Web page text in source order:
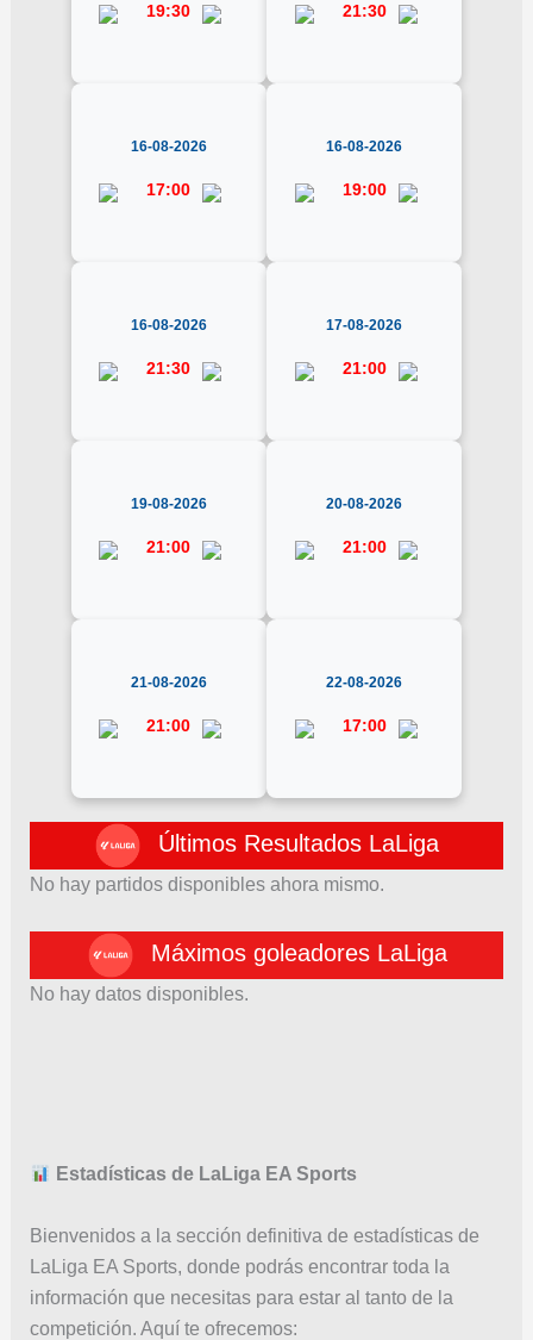
19:30 21:30
16-08-2026
17:00
16-08-2026
19:00
16-08-2026
21:30
17-08-2026
21:00
19-08-2026
21:00
20-08-2026
21:00
21-08-2026
21:00
22-08-2026
17:00
Últimos Resultados LaLiga
No hay partidos disponibles ahora mismo.
Máximos goleadores LaLiga
No hay datos disponibles.
Estadísticas de LaLiga EA Sports
Bienvenidos a la sección definitiva de estadísticas de
LaLiga EA Sports, donde podrás encontrar toda la
información que necesitas para estar al tanto de la
competición. Aquí te ofrecemos: